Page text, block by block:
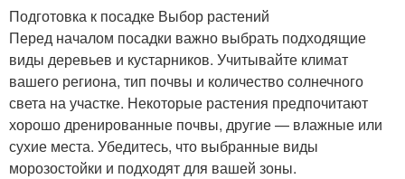
Подготовка к посадке Выбор растений
Перед началом посадки важно выбрать подходящие
виды деревьев и кустарников. Учитывайте климат
вашего региона, тип почвы и количество солнечного
света на участке. Некоторые растения предпочитают
хорошо дренированные почвы, другие — влажные или
сухие места. Убедитесь, что выбранные виды
морозостойки и подходят для вашей зоны.